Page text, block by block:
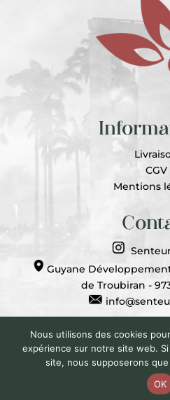
CGV
Mentions
Guyane
de Troubiran -
© Senteurs Péyi |
Développé par
Nous utilisons des cookies
expérience sur notre site web.
site, nous supposerons
OK